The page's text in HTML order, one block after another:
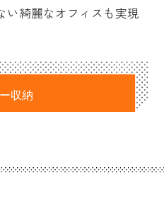
い綺麗なオフィスも実現
収納